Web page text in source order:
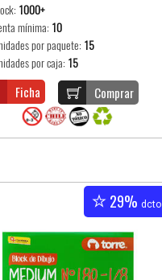
1000+
mínima: 10
por paquete: 15
por caja: 15
Comprar
Ficha
29% dcto